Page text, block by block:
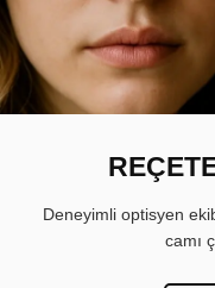
Deneyimli optisyen
camı